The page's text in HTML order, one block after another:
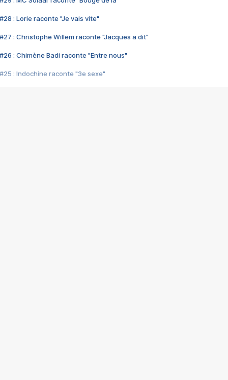
#28 : Lorie raconte "Je vais vite"
#27 : Christophe Willem raconte "Jacques a dit"
#26 : Chimène Badi raconte "Entre nous"
#25 : Indochine raconte "3e sexe"